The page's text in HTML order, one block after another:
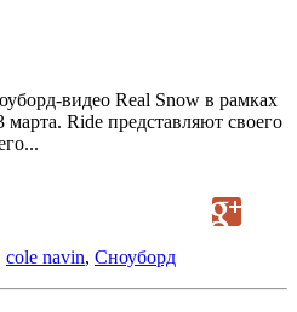
видео Real Snow в рамках
Ride представляют своего
cole navin, Сноуборд